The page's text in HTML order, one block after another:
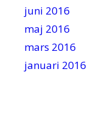
juni 2016
maj 2016
mars 2016
januari 2016